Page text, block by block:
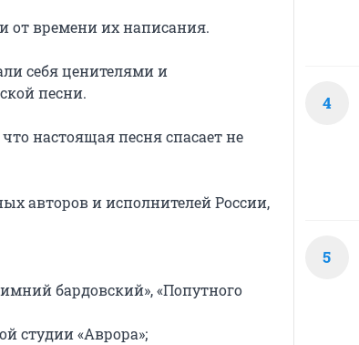
от времени их написания.
себя ценителями и
песни.
настоящая песня спасает не
авторов и исполнителей России,
бардовский», «Попутного
студии «Аврора»;
4
5